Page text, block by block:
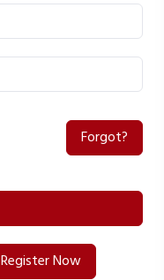
Forgot?
Register Now